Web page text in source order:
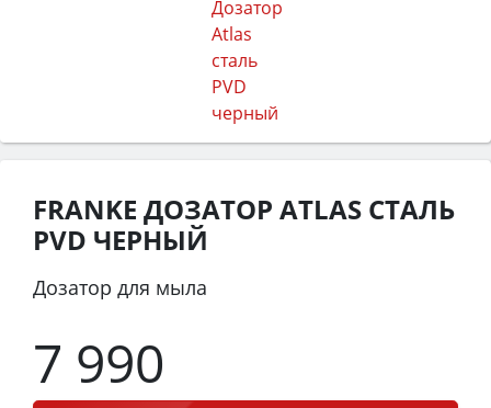
FRANKE ДОЗАТОР ATLAS СТАЛЬ
PVD ЧЕРНЫЙ
Дозатор для мыла
7 990